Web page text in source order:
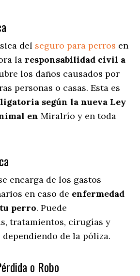
del seguro para perros en
la responsabilidad civil a
los daños causados por
personas o casas. Esta es
según la nueva Ley
en Miralrío y en toda
encarga de los gastos
en caso de enfermedad
tu perro. Puede
tratamientos, cirugías y
de la póliza.
o Robo